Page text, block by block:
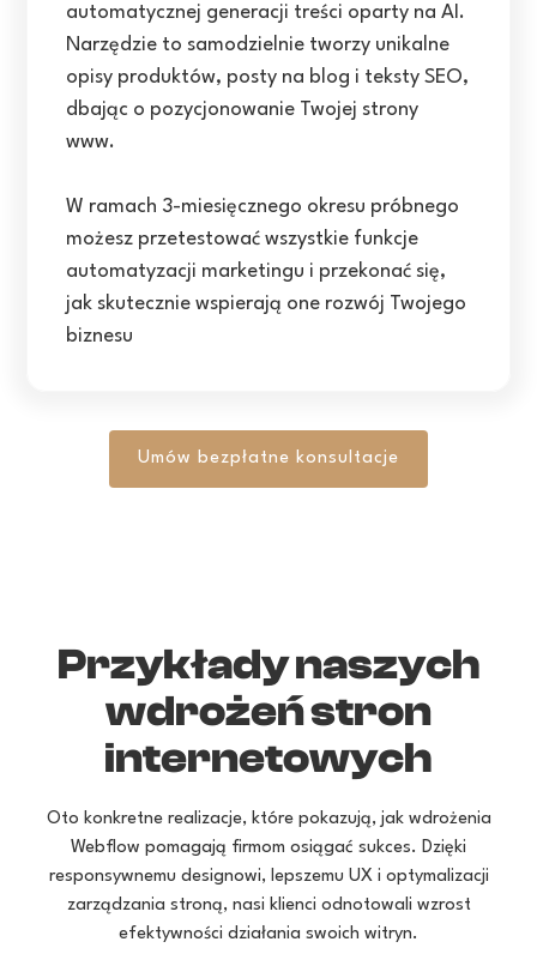
automatycznej generacji treści oparty na AI.
Narzędzie to samodzielnie tworzy unikalne
opisy produktów, posty na blog i teksty SEO,
dbając o pozycjonowanie Twojej strony
www.
W ramach 3-miesięcznego okresu próbnego
możesz przetestować wszystkie funkcje
automatyzacji marketingu i przekonać się,
jak skutecznie wspierają one rozwój Twojego
biznesu
Umów bezpłatne konsultacje
Przykłady naszych
wdrożeń stron
internetowych
Oto konkretne realizacje, które pokazują, jak wdrożenia
Webflow pomagają firmom osiągać sukces. Dzięki
responsywnemu designowi, lepszemu UX i optymalizacji
zarządzania stroną, nasi klienci odnotowali wzrost
efektywności działania swoich witryn.